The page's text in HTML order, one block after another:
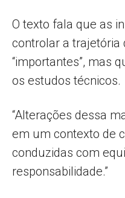
O texto fala que as
controlar a trajetória
“importantes”, mas
os estudos técnicos.
“Alterações dessa
em um contexto de
conduzidas com
responsabilidade.”